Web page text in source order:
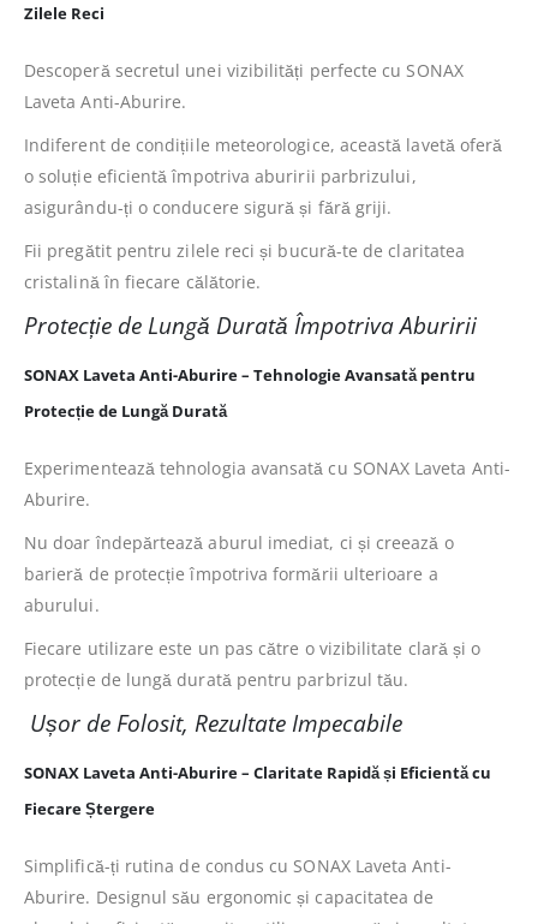
Zilele Reci
Descoperă secretul unei vizibilități perfecte cu SONAX
Laveta Anti-Aburire.
Indiferent de condițiile meteorologice, această lavetă oferă
o soluție eficientă împotriva aburirii parbrizului,
asigurându-ți o conducere sigură și fără griji.
Fii pregătit pentru zilele reci și bucură-te de claritatea
cristalină în fiecare călătorie.
Protecție de Lungă Durată Împotriva Aburirii
SONAX Laveta Anti-Aburire – Tehnologie Avansată pentru
Protecție de Lungă Durată
Experimentează tehnologia avansată cu SONAX Laveta Anti-
Aburire.
Nu doar îndepărtează aburul imediat, ci și creează o
barieră de protecție împotriva formării ulterioare a
aburului.
Fiecare utilizare este un pas către o vizibilitate clară și o
protecție de lungă durată pentru parbrizul tău.
Ușor de Folosit, Rezultate Impecabile
SONAX Laveta Anti-Aburire – Claritate Rapidă și Eficientă cu
Fiecare Ștergere
Simplifică-ți rutina de condus cu SONAX Laveta Anti-
Aburire. Designul său ergonomic și capacitatea de